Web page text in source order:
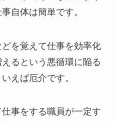
自体は簡単です。
を覚えて仕事を効率化
るという悪循環に陥る
えば厄介です。
事をする職員が一定す